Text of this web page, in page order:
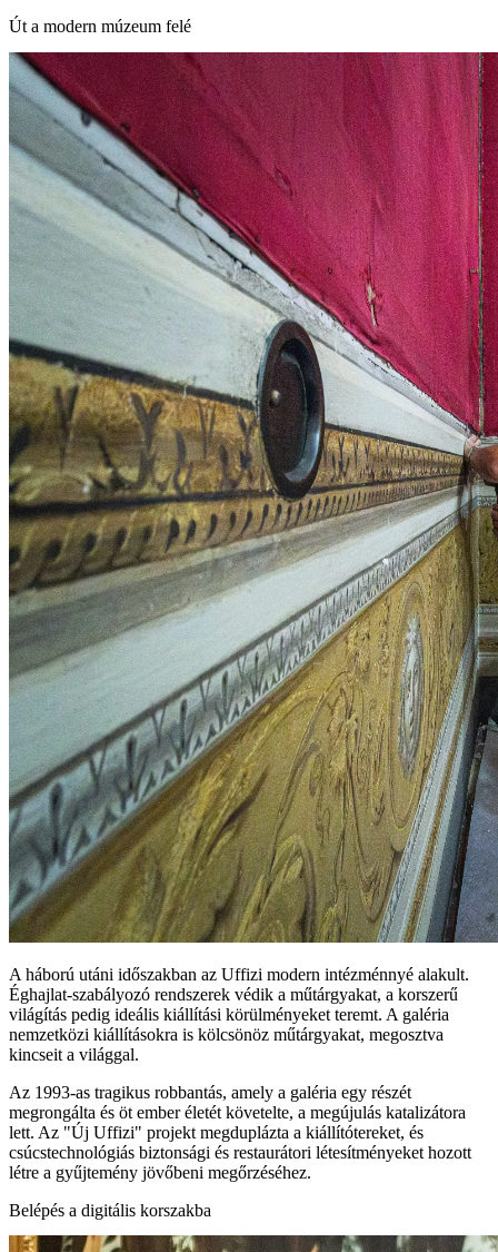
Út a modern múzeum felé
A háború utáni időszakban az Uffizi modern intézménnyé alakult.
Éghajlat-szabályozó rendszerek védik a műtárgyakat, a korszerű
világítás pedig ideális kiállítási körülményeket teremt. A galéria
nemzetközi kiállításokra is kölcsönöz műtárgyakat, megosztva
kincseit a világgal.
Az 1993-as tragikus robbantás, amely a galéria egy részét
megrongálta és öt ember életét követelte, a megújulás katalizátora
lett. Az "Új Uffizi" projekt megduplázta a kiállítótereket, és
csúcstechnológiás biztonsági és restaurátori létesítményeket hozott
létre a gyűjtemény jövőbeni megőrzéséhez.
Belépés a digitális korszakba